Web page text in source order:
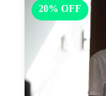
20% OFF